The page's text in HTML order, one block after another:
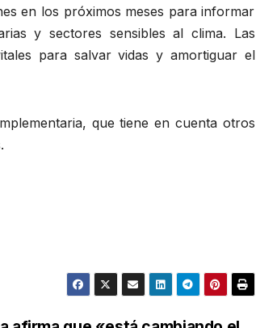
en los próximos meses para informar
y sectores sensibles al clima. Las
para salvar vidas y amortiguar el
que tiene en cuenta otros